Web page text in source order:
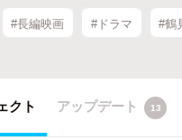
#長編映画 #ドラマ #鶴
クト アップデート 13